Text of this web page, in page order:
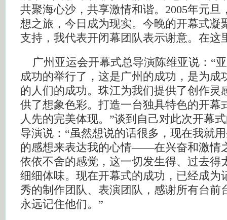
共聚海心沙，共享激情和谐。2005年元旦
想之旅，今日成为现实。今晚的开幕式凝
支持，我代表开闭幕团队表示谢意。在这
广州亚运会开幕式总导演陈维亚说：“
成功的举行了，这是广州的成功，是为成
的人们的成功。珠江为我们提供了创作灵
供了想象色彩。打造一台独具特色的开幕
人先的完美体现。”谈到自己对此次开幕
导演说：“虽然想说的话很多，现在我就
的感想来表达我的心情——在兴奋和激情
依依不舍的感觉，这一切发生得、过去得
细细体味。现在开幕式的成功，已经成为
秀的制作团队、表演团队，感谢所有台前
永远记住他们。”